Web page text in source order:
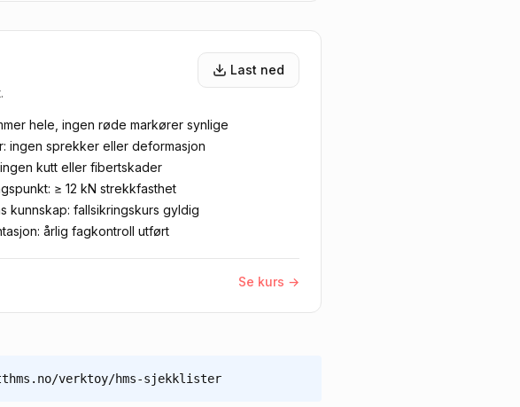
Last ned
hele, ingen røde markører synlige
ingen sprekker eller deformasjon
kutt eller fibertskader
≥ 12 kN strekkfasthet
kunnskap: fallsikringskurs gyldig
årlig fagkontroll utført
Se kurs →
verktoy/hms-sjekklister